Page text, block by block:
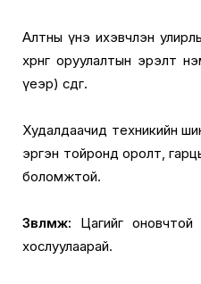
Алтны үнэ ихэвчлэн
хөрөнгө оруулалтын
үеэр) өсдөг.
Худалдаачид техникийн
эргэн тойронд оролт,
боломжтой.
Зөвлөмж: Цагийг оновчтой
хослуулаарай.